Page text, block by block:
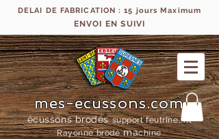
DELAI DE FABRICATION : 15 jours Maximum
ENVOI EN SUIVI
mes-ecussons.com
écussons brodés support feutrine, fil
Rayonne brodémachine